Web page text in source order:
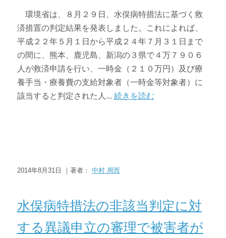
環境省は、８月２９日、水俣病特措法に基づく救
済措置の判定結果を発表しました。これによれば、
平成２２年５月１日から平成２４年７月３１日まで
の間に、熊本、鹿児島、新潟の３県で４万７９０６
人が救済申請を行い、一時金（２１０万円）及び療
養手当・療養費の支給対象者（一時金等対象者）に
該当すると判定された人... 続きを読む
2014年8月31日 ｜著者： 中村 周而
水俣病特措法の非該当判定に対
する異議申立の審理で被害者が